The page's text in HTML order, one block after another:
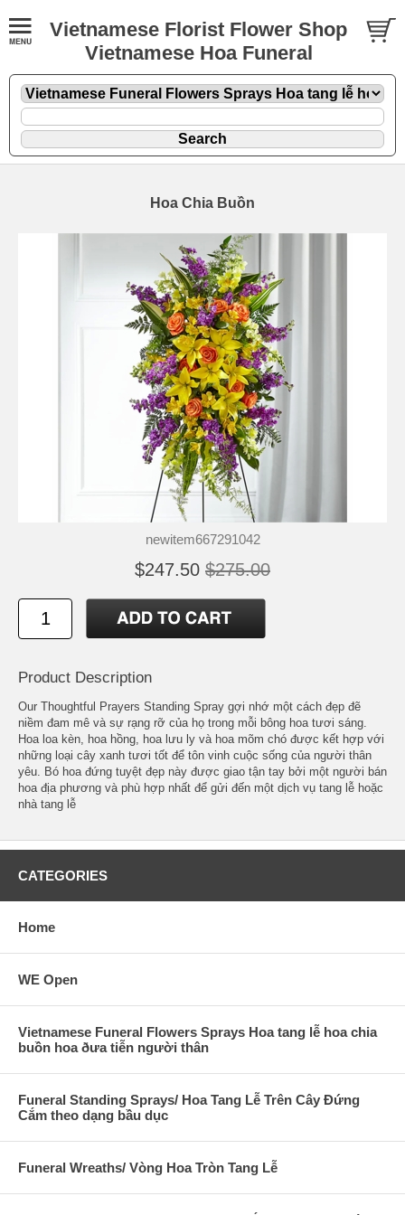
Vietnamese Florist Flower Shop
Vietnamese Hoa Funeral
Hoa Chia Buồn
newitem667291042
$247.50 $275.00
Product Description
Our Thoughtful Prayers Standing Spray gợi nhớ một cách đẹp đẽ
niềm đam mê và sự rạng rỡ của họ trong mỗi bông hoa tươi sáng.
Hoa loa kèn, hoa hồng, hoa lưu ly và hoa mõm chó được kết hợp với
những loại cây xanh tươi tốt để tôn vinh cuộc sống của người thân
yêu. Bó hoa đứng tuyệt đẹp này được giao tận tay bởi một người bán
hoa địa phương và phù hợp nhất để gửi đến một dịch vụ tang lễ hoặc
nhà tang lễ
CATEGORIES
Home
WE Open
Vietnamese Funeral Flowers Sprays Hoa tang lễ hoa chia
buồn hoa ðưa tiễn người thân
Funeral Standing Sprays/ Hoa Tang Lễ Trên Cây Đứng
Cắm theo dạng bầu dục
Funeral Wreaths/ Vòng Hoa Tròn Tang Lễ